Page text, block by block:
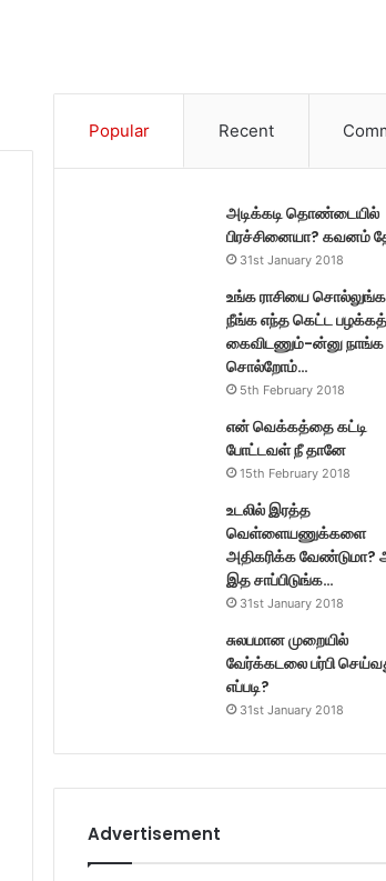
Popular Recent
அடிக்கடி தொண்டையில்
பிரச்சினையா? கவனம்
31st January 2018
உங்க ராசியை
நீங்க எந்த கெட்ட
கைவிடணும்-ன்னு நாங்க
சொல்றோம்…
5th February 2018
என் வெக்கத்தை கட்டி
போட்டவள் நீ தானே
15th February 2018
உடலில் இரத்த
வெள்ளையணுக்களை
அதிகரிக்க வேண்டுமா?
இத சாப்பிடுங்க…
31st January 2018
சுலபமான முறையில்
வேர்க்கடலை பர்பி
எப்படி?
31st January 2018
Advertisement